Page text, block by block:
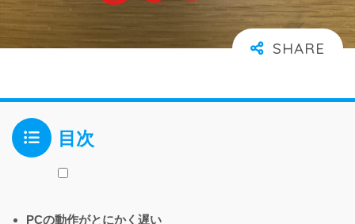
目次
PCの動作がとにかく遅い